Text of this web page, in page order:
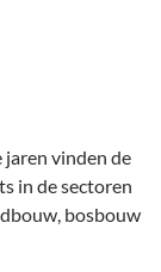
jaren vinden de
in de sectoren
bosbouw